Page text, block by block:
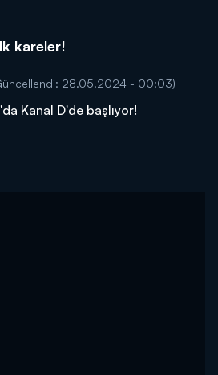
kareler!
28.05.2024 - 00:03)
Kanal D'de başlıyor!